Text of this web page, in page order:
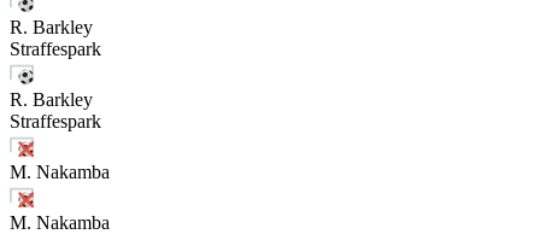
R. Barkley
Straffespark
R. Barkley
Straffespark
M. Nakamba
M. Nakamba